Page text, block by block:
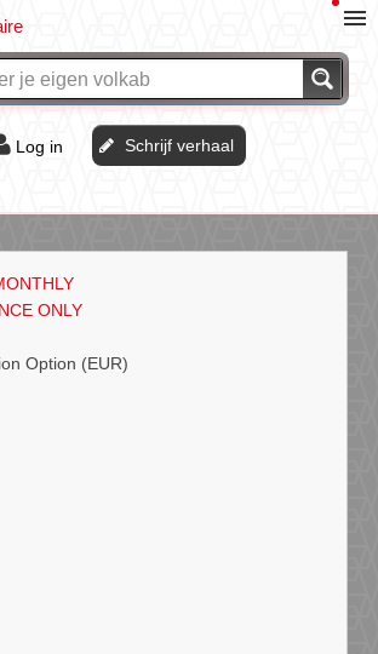
Log in Schrijf verhaal
ONLY
Option (EUR)